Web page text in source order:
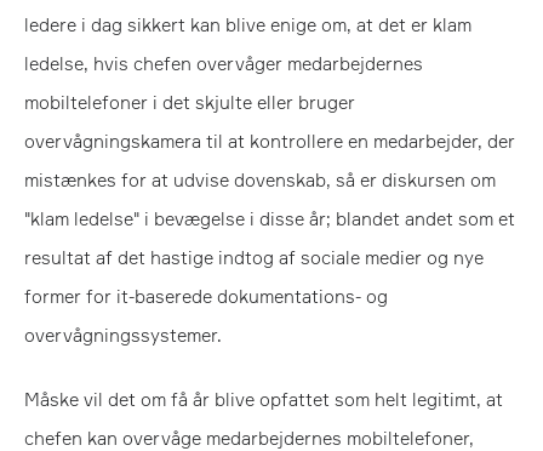
ledere i dag sikkert kan blive enige om, at det er klam
ledelse, hvis chefen overvåger medarbejdernes
mobiltelefoner i det skjulte eller bruger
overvågningskamera til at kontrollere en medarbejder, der
mistænkes for at udvise dovenskab, så er diskursen om
"klam ledelse" i bevægelse i disse år; blandet andet som et
resultat af det hastige indtog af sociale medier og nye
former for it-baserede dokumentations- og
overvågningssystemer.
Måske vil det om få år blive opfattet som helt legitimt, at
chefen kan overvåge medarbejdernes mobiltelefoner,